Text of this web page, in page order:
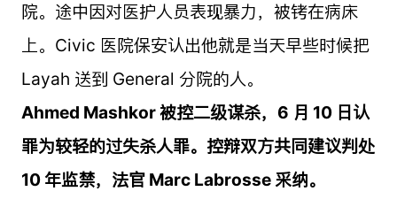
院。途中因对医护人员表现暴力，被铐在病床
上。Civic 医院保安认出他就是当天早些时候把
Layah 送到 General 分院的人。
Ahmed Mashkor 被控二级谋杀，6 月 10 日认
罪为较轻的过失杀人罪。控辩双方共同建议判处
10 年监禁，法官 Marc Labrosse 采纳。